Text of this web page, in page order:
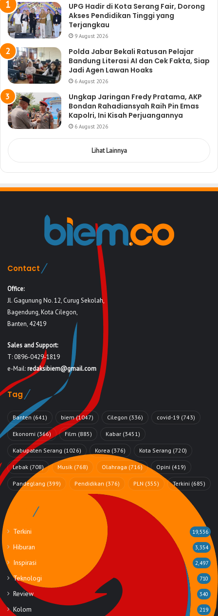
UPG Hadir di Kota Serang Fair, Dorong
Akses Pendidikan Tinggi yang
Terjangkau
9 August 2026
Polda Jabar Bekali Ratusan Pelajar
Bandung Literasi AI dan Cek Fakta, Siap
Jadi Agen Lawan Hoaks
6 August 2026
Ungkap Jaringan Fredy Pratama, AKP
Bondan Rahadiansyah Raih Pin Emas
Kapolri, Ini Kisah Perjuangannya
6 August 2026
Lihat Lainnya
Contact
Office:
Jl. Gagunung No. 12, Curug Sekolah,
Bagendung, Kota Cilegon,
Banten, 42419
Sales and Support:
T: 0896-0429-1819
e-Mail:redaksibiem@gmail.com
Tag
Banten (641) biem(1047) Cilegon (336) covid-19 (743)
Ekonomi (366) Film (885) Kabar (3451)
Kabupaten Serang (1026) Korea (376) Kota Serang (720)
Lebak (708) Musik (768) Olahraga (716) Opini (419)
Pandeglang (399) Pendidikan (376) PLN (355) Terkini (685)
Rubrik
Terkini 19,536
Hiburan 3,354
Inspirasi 2,497
Teknologi 710
Review 340
Kolom 219